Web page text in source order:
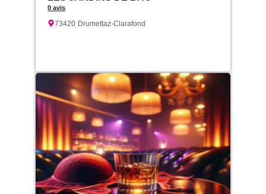
0 avis
73420 Drumettaz-Clarafond